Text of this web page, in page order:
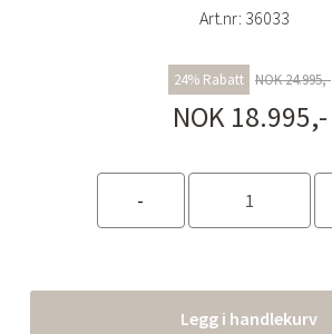
Art.nr: 36033
24% Rabatt NOK 24.995,-
NOK 18.995,-
Legg i handlekurv